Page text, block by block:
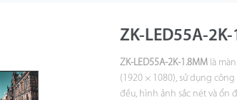
ZK-LED55A-
ZK-LED55A-2K-1.8MM là
(1920 × 1080), sử dụng
đều, hình ảnh sắc nét và ổn